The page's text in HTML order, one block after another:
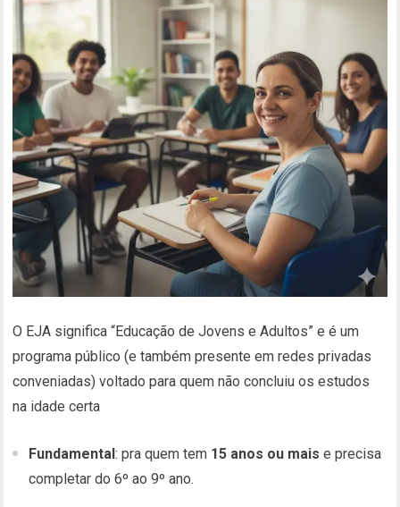
O EJA significa “Educação de Jovens e Adultos” e é um
programa público (e também presente em redes privadas
conveniadas) voltado para quem não concluiu os estudos
na idade certa
Fundamental: pra quem tem 15 anos ou mais e precisa
completar do 6º ao 9º ano.